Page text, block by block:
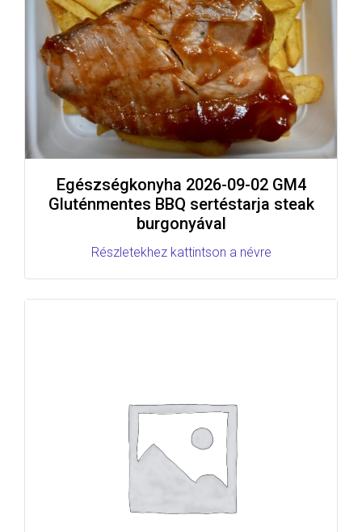
Egészségkonyha 2026-09-02 GM4
Gluténmentes BBQ sertéstarja steak
burgonyával
Részletekhez kattintson a névre